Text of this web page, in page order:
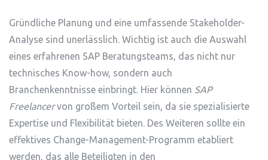
Gründliche Planung und eine umfassende Stakeholder-
Analyse sind unerlässlich. Wichtig ist auch die Auswahl
eines erfahrenen SAP Beratungsteams, das nicht nur
technisches Know-how, sondern auch
Branchenkenntnisse einbringt. Hier können SAP
Freelancervon großem Vorteil sein, da sie spezialisierte
Expertise und Flexibilität bieten. Des Weiteren sollte ein
effektives Change-Management-Programm etabliert
werden, das alle Beteiligten in den